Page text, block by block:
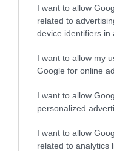
I want to allow
related to
device identifiers in
I want to allow my
Google for online
I want to allow
personalized
I want to allow
related to analytics
Forrás: Activebeauty
Megosztás: Facebook
Címkék: Szilveszter
Korábbi